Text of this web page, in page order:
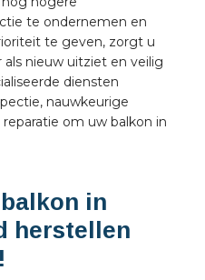
te ondernemen en
te geven, zorgt u
nieuw uitziet en veilig
diensten
nauwkeurige
om uw balkon in
in
herstellen